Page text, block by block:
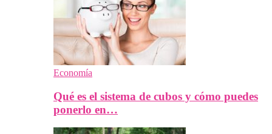
Economía
Qué es el sistema de cubos y cómo puedes
ponerlo en…